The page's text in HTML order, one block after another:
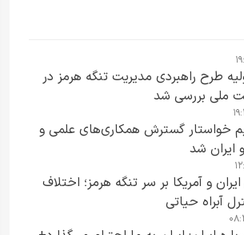
طرح راهبردی مدیریت تنگه هرمز در
ملی بررسی شد
خواستار گسترش همکاری‌های علمی و
ایران شد
و آمریکا بر سر تنگه هرمز؛ اختلاف
آبراه حیاتی